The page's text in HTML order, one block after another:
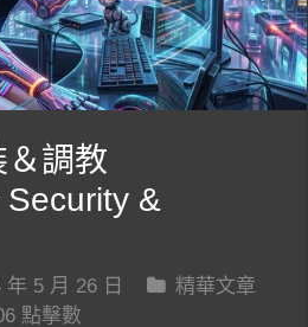
調教
&
年 5 月 26 日
精華文章
點擊數